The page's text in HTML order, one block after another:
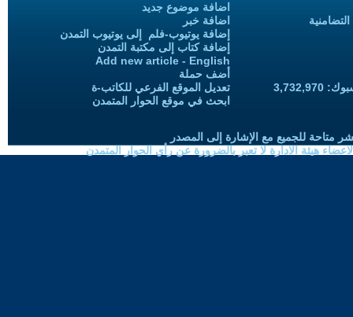
اضافة موضوع جديد
اضافة خبر
إضافة يوتيوب-فلم إلى يوتيوب التمدن
إضافة كتاب إلى مكتبة التمدن
Add new article - English
أضف حملة
تعديل الموقع الفرعي للكاتب-ة
ابحث في موقع الحوار المتمدن
متاحة للجميع مع الإشارة إلى المصدر
هيئة الادارة لا تعبر بالضرورة عن رأي الحوار المتمدن